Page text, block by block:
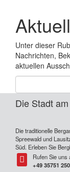
Unter dieser
Nachrichten,
aktuellen
Die Stadt
Die traditionelle
Spreewald und
Süd. Erleben Sie
TelRufen Sie uns
+49 35751